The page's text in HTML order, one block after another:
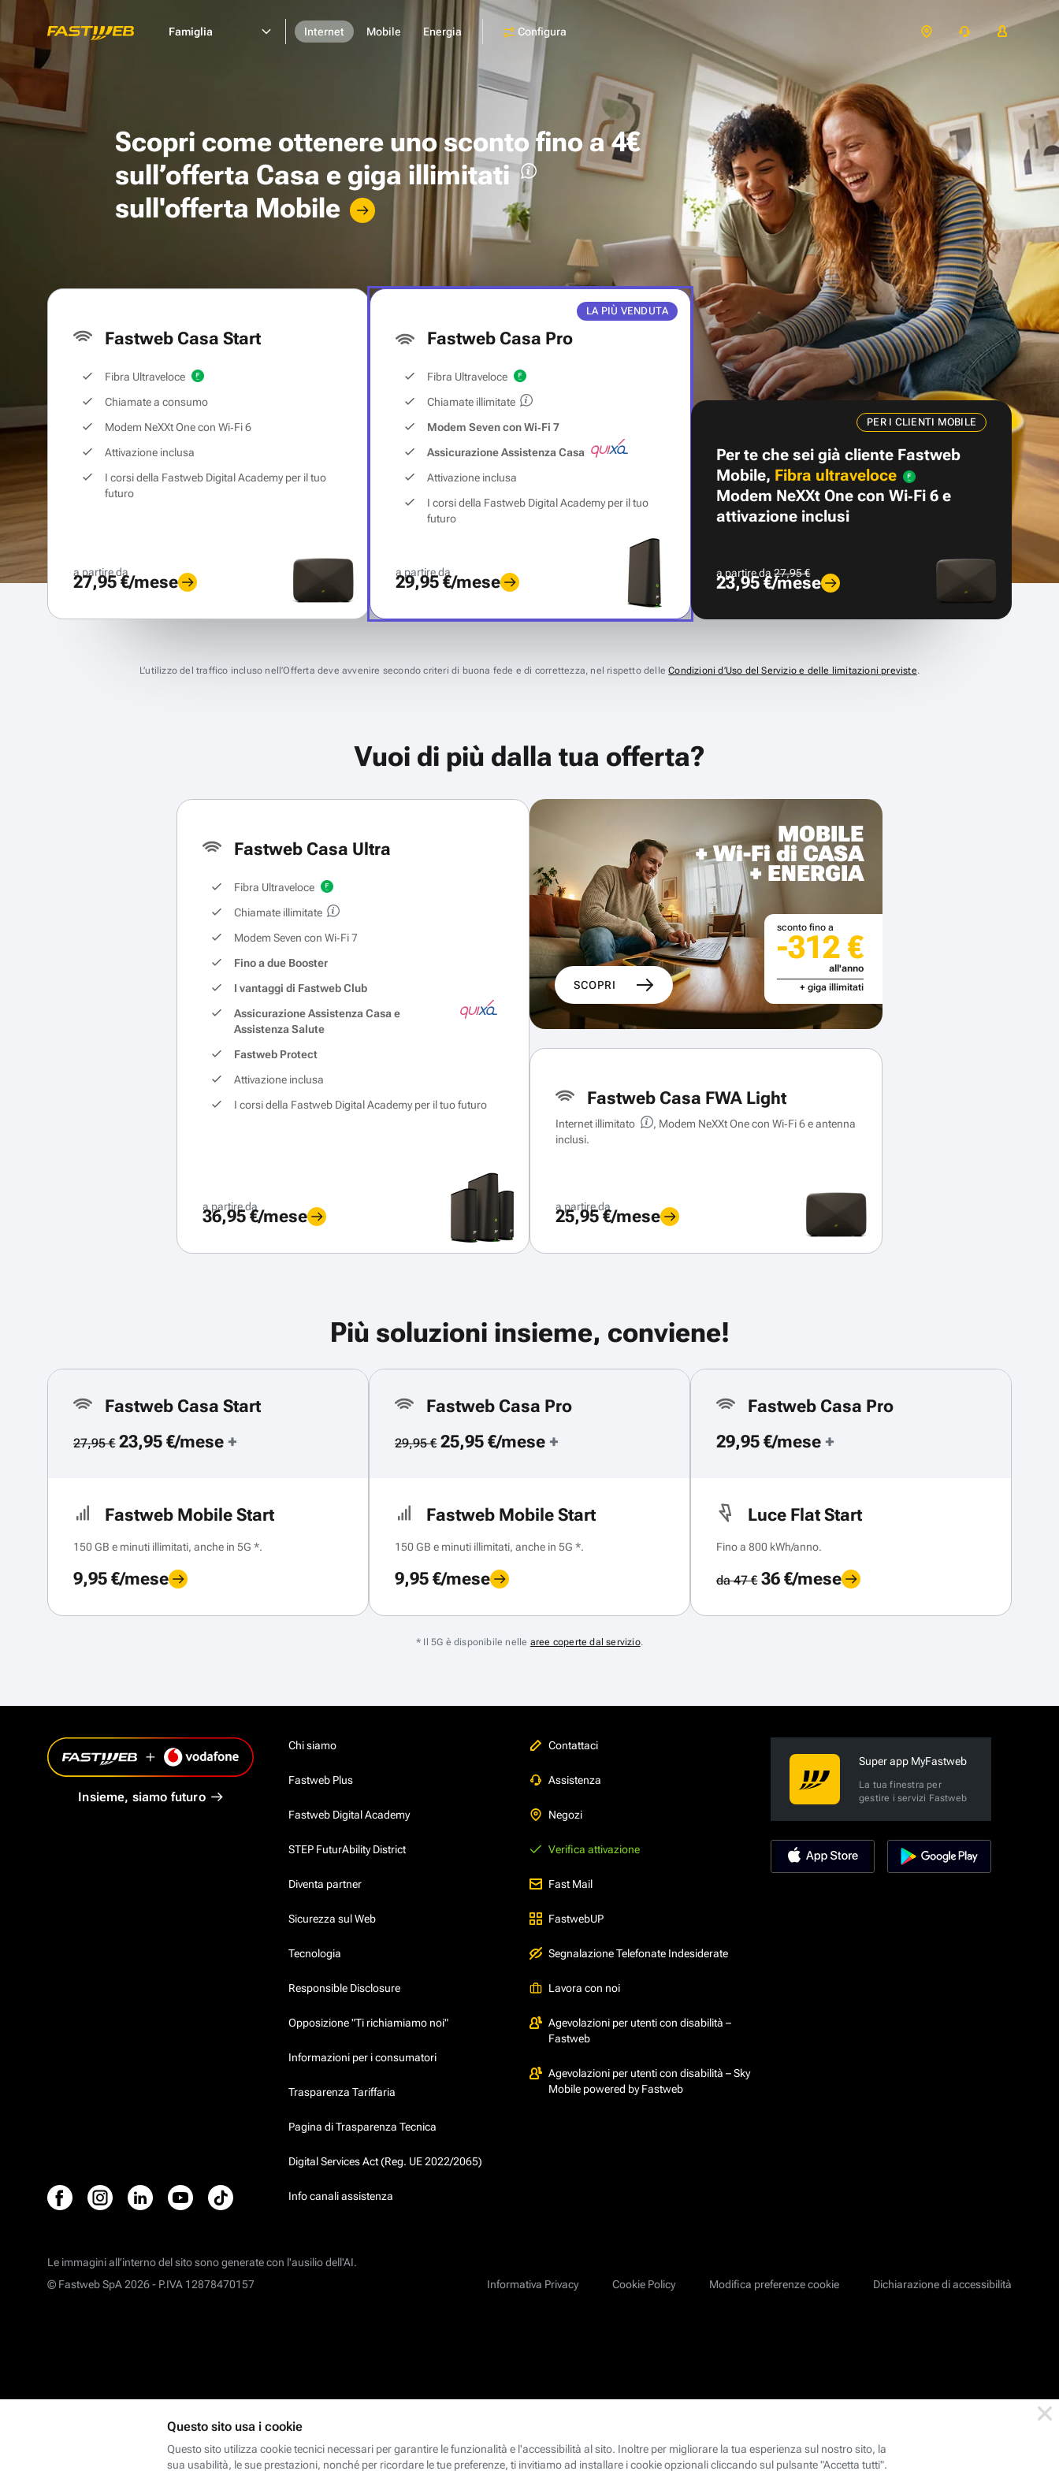
Famiglia Internet Mobile Energia Configura
Scopri come ottenere unosconto fino a 4€
sull’offerta Casa e giga illimitati
sull'offerta Mobile
Fastweb Casa Start
Fibra Ultraveloce
Chiamate a consumo
Modem NeXXt One con Wi‑Fi 6
Attivazione inclusa
I corsi della Fastweb Digital Academy per il tuo
futuro
a partire da
27,95 €/mese
LA PIÙ VENDUTA
Fastweb Casa Pro
Fibra Ultraveloce
Chiamate illimitate
Modem Seven con Wi‑Fi 7
Assicurazione Assistenza Casa
Attivazione inclusa
I corsi della Fastweb Digital Academy per il tuo
futuro
a partire da
29,95 €/mese
PER I CLIENTI MOBILE
Per te che sei già cliente Fastweb
Mobile, Fibra ultraveloce
Modem NeXXt One con Wi‑Fi 6 e
attivazione inclusi
a partire da27,95 €
23,95 €/mese
L’utilizzo del traffico incluso nell’Offerta deve avvenire secondo criteri di buona fede e di correttezza, nel rispetto delleCondizioni d’Uso del Servizio e delle limitazioni previste.
Vuoi di più dalla tua offerta?
Fastweb Casa Ultra
Fibra Ultraveloce
Chiamate illimitate
Modem Seven con Wi‑Fi 7
Fino a due Booster
I vantaggi di Fastweb Club
Assicurazione Assistenza Casa e
Assistenza Salute
Fastweb Protect
Attivazione inclusa
I corsi della Fastweb Digital Academy per il tuo futuro
a partire da
36,95 €/mese
MOBILE
+ Wi-Fi di CASA
+ ENERGIA
SCOPRI
sconto fino a
-312 €
all'anno
+ giga illimitati
Fastweb Casa FWA Light
Internet illimitato
, Modem NeXXt One con Wi‑Fi 6 e antenna
inclusi.
a partire da
25,95 €/mese
Più soluzioni insieme, conviene!
Fastweb Casa Start
27,95 €23,95 €/mese +
Fastweb Mobile Start
150 GB e minuti illimitati, anche in 5G *.
9,95 €/mese
Fastweb Casa Pro
29,95 €25,95 €/mese +
Fastweb Mobile Start
150 GB e minuti illimitati, anche in 5G *.
9,95 €/mese
Fastweb Casa Pro
29,95 €/mese +
Luce Flat Start
Fino a 800 kWh/anno.
da 47 €36 €/mese
* Il 5G è disponibile nelle aree coperte dal servizio.
Insieme, siamo futuro
Chi siamo
Fastweb Plus
Fastweb Digital Academy
STEP FuturAbility District
Diventa partner
Sicurezza sul Web
Tecnologia
Responsible Disclosure
Opposizione "Ti richiamiamo noi"
Informazioni per i consumatori
Trasparenza Tariffaria
Pagina di Trasparenza Tecnica
Digital Services Act (Reg. UE 2022/2065)
Info canali assistenza
Contattaci
Assistenza
Negozi
Verifica attivazione
Fast Mail
FastwebUP
Segnalazione Telefonate Indesiderate
Lavora con noi
Agevolazioni per utenti con disabilità –
Fastweb
Agevolazioni per utenti con disabilità – Sky
Mobile powered by Fastweb
Super app MyFastweb
La tua finestra per
gestire i servizi Fastweb
Le immagini all’interno del sito sono generate con l'ausilio dell'AI.
Informativa Privacy
Cookie Policy Modifica preferenze cookie Dichiarazione di accessibilità
© Fastweb SpA 2026 - P.IVA 12878470157